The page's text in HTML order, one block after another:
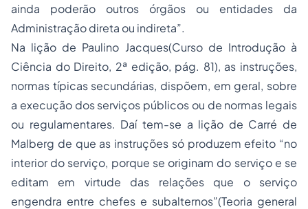
ainda poderão outros órgãos ou entidades da
Administração direta ou indireta”.
Na lição de Paulino Jacques(Curso de Introdução à
Ciência do Direito, 2ª edição, pág. 81), as instruções,
normas típicas secundárias, dispõem, em geral, sobre
a execução dos serviços públicos ou de normas legais
ou regulamentares. Daí tem-se a lição de Carré de
Malberg de que as instruções só produzem efeito “no
interior do serviço, porque se originam do serviço e se
editam em virtude das relações que o serviço
engendra entre chefes e subalternos”(Teoria general